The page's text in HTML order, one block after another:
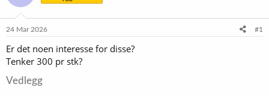
t
r
t
o
24 Mar 2026 #1
Er det noen interesse for disse?
Tenker 300 pr stk?
Vedlegg